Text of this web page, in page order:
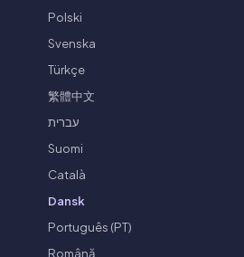
Polski
Svenska
Türkçe
繁體中文
עברית
Suomi
Català
Dansk
Português (PT)
Română